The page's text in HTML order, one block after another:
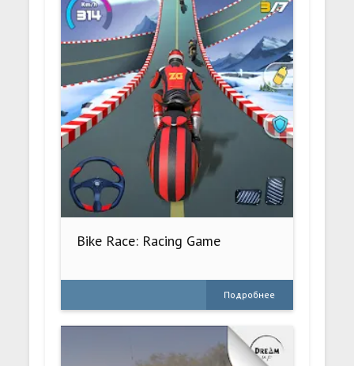
Bike Race: Racing Game
Подробнее